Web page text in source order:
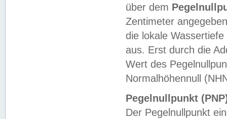
über dem
Zentimeter
die lokale
aus. Erst durch die
Wert des
Normalhöhennull
Pegelnullpunkt
Der Pegelnullpunkt